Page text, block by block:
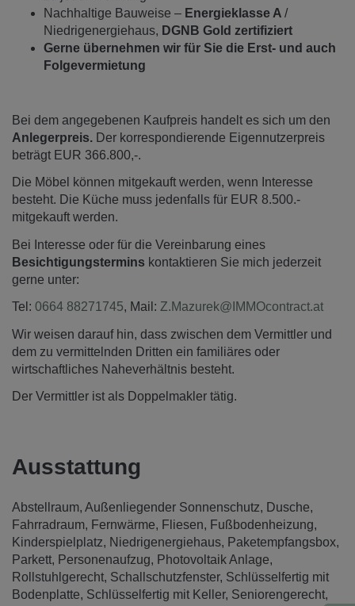
Nachhaltige Bauweise – Energieklasse A /
Niedrigenergiehaus, DGNB Gold zertifiziert
Gerne übernehmen wir für Sie die Erst- und auch
Folgevermietung
Bei dem angegebenen Kaufpreis handelt es sich um den
Anlegerpreis. Der korrespondierende Eigennutzerpreis
beträgt EUR 366.800,-.
Die Möbel können mitgekauft werden, wenn Interesse
besteht. Die Küche muss jedenfalls für EUR 8.500.-
mitgekauft werden.
Bei Interesse oder für die Vereinbarung eines
Besichtigungstermins kontaktieren Sie mich jederzeit
gerne unter:
Tel: 0664 88271745, Mail: Z.Mazurek@IMMOcontract.at
Wir weisen darauf hin, dass zwischen dem Vermittler und
dem zu vermittelnden Dritten ein familiäres oder
wirtschaftliches Naheverhältnis besteht.
Der Vermittler ist als Doppelmakler tätig.
Ausstattung
Abstellraum Außenliegender Sonnenschutz
Dusche
Fahrradraum
Fernwärme Fliesen
Fußbodenheizung
Kinderspielplatz
Niedrigenergiehaus
Paketempfangsbox
Parkett
Personenaufzug
Photovoltaik Anlage
Rollstuhlgerecht Schallschutzfenster Schlüsselfertig mit
Bodenplatte Schlüsselfertig mit Keller Seniorengerecht